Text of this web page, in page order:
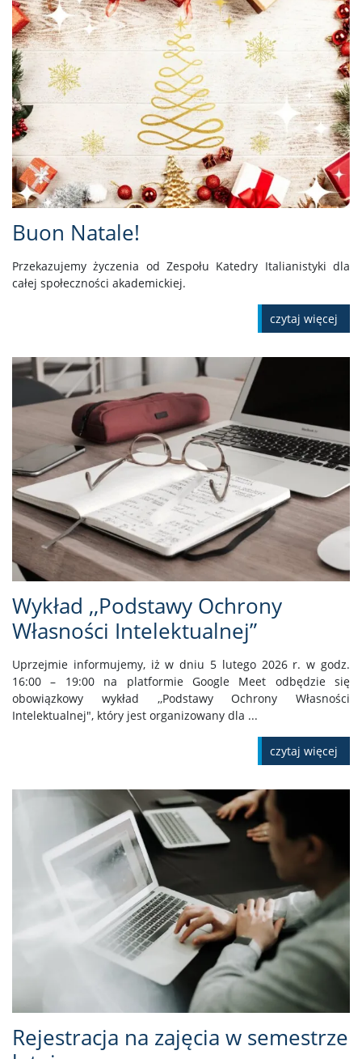
Buon Natale!
Przekazujemy życzenia od Zespołu Katedry Italianistyki dla
całej społeczności akademickiej.
czytaj więcej
Wykład ,,Podstawy Ochrony
Własności Intelektualnej”
Uprzejmie informujemy, iż w dniu 5 lutego 2026 r. w godz.
16:00 – 19:00 na platformie Google Meet odbędzie się
obowiązkowy wykład ,,Podstawy Ochrony Własności
Intelektualnej", który jest organizowany dla ...
czytaj więcej
Rejestracja na zajęcia w semestrze